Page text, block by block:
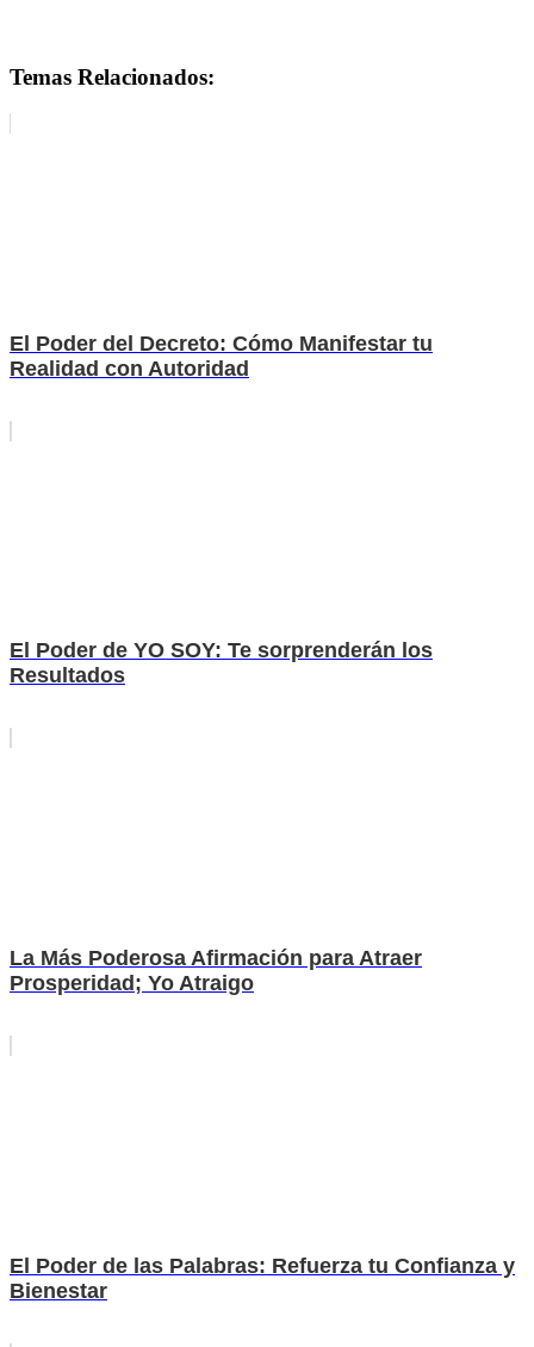
Temas Relacionados:
El Poder del Decreto: Cómo Manifestar tu
Realidad con Autoridad
El Poder de YO SOY: Te sorprenderán los
Resultados
La Más Poderosa Afirmación para Atraer
Prosperidad; Yo Atraigo
El Poder de las Palabras: Refuerza tu Confianza y
Bienestar